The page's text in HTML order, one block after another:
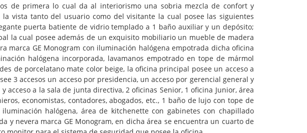
de primera lo cual da al interiorismo una sobria mezcla de confort y
vista tanto del usuario como del visitante la cual posee las siguientes
puerta batiente de vidrio templado a 1 baño auxiliar y un depósito;
la cual posee además de un exquisito mobiliario un mueble de madera
marca GE Monogram con iluminación halógena empotrada dicha oficina
halógena incorporada, lavamanos empotrado en tope de mármol
de porcelatano mate color beige, la oficina principal posee un acceso a
3 accesos un acceso por presidencia, un acceso por gerencial general y
a la sala de junta directiva, 2 oficinas Senior, 1 oficina Junior, área
economistas, contadores, abogados, etc., 1 baño de lujo con tope de
halógena, área de kitchenette con gabinetes con chapillado
y nevera marca GE Monogram, en dicha área se encuentra un cuarto de